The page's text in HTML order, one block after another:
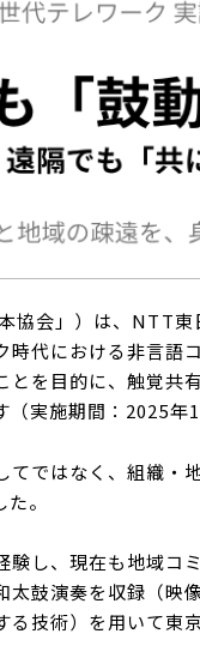
会」）は、 NTT東
時代における非言
を目的に、触覚
実施期間： 2025年
ではなく、組織・
。
し、現在も地域コ
鼓演奏を収録（映
技術）を用いて